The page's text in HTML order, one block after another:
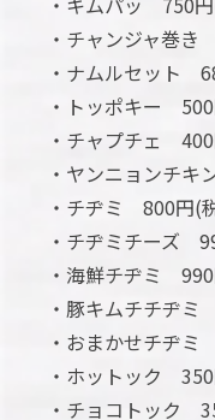
・チャンジャ巻
・ナムルセット
・トッポキー
・チャプチェ
・ヤンニョンチ
・チヂミ 800円(
・チヂミチーズ
・海鮮チヂミ
・豚キムチチヂ
・おまかせチヂ
・ホットック
・チョコトック